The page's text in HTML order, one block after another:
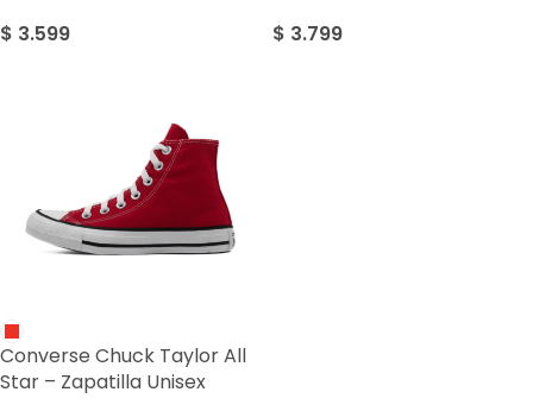
$ 3.599
$ 3.799
Converse Chuck Taylor All
Star – Zapatilla Unisex